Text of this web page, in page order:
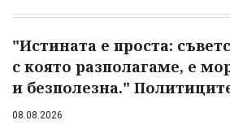
"Истината е проста:
с която разполагаме, е
и безполезна."
08.08.2026